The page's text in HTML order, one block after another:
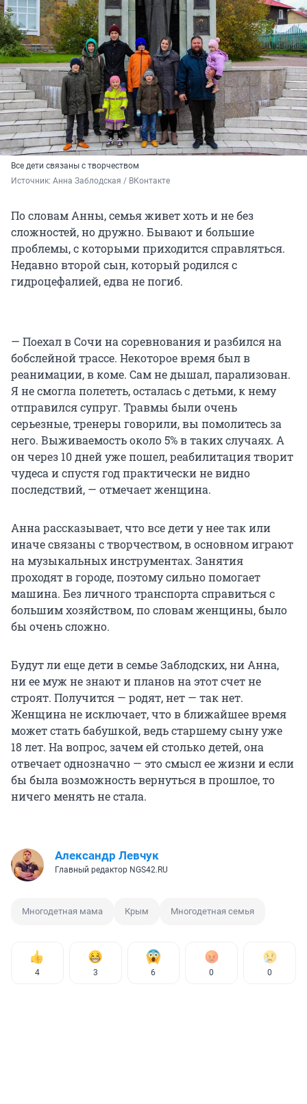
Все дети связаны с творчеством
Источник: Анна Заблодская / ВКонтакте
По словам Анны, семья живет хоть и не без
сложностей, но дружно. Бывают и большие
проблемы, с которыми приходится справляться.
Недавно второй сын, который родился с
гидроцефалией, едва не погиб.
— Поехал в Сочи на соревнования и разбился на
бобслейной трассе. Некоторое время был в
реанимации, в коме. Сам не дышал, парализован.
Я не смогла полететь, осталась с детьми, к нему
отправился супруг. Травмы были очень
серьезные, тренеры говорили, вы помолитесь за
него. Выживаемость около 5% в таких случаях. А
он через 10 дней уже пошел, реабилитация творит
чудеса и спустя год практически не видно
последствий, — отмечает женщина.
Анна рассказывает, что все дети у нее так или
иначе связаны с творчеством, в основном играют
на музыкальных инструментах. Занятия
проходят в городе, поэтому сильно помогает
машина. Без личного транспорта справиться с
большим хозяйством, по словам женщины, было
бы очень сложно.
Будут ли еще дети в семье Заблодских, ни Анна,
ни ее муж не знают и планов на этот счет не
строят. Получится — родят, нет — так нет.
Женщина не исключает, что в ближайшее время
может стать бабушкой, ведь старшему сыну уже
18 лет. На вопрос, зачем ей столько детей, она
отвечает однозначно — это смысл ее жизни и если
бы была возможность вернуться в прошлое, то
ничего менять не стала.
Александр Левчук
Главный редактор NGS42.RU
Многодетная мама Крым Многодетная семья
4 3 6 0 0